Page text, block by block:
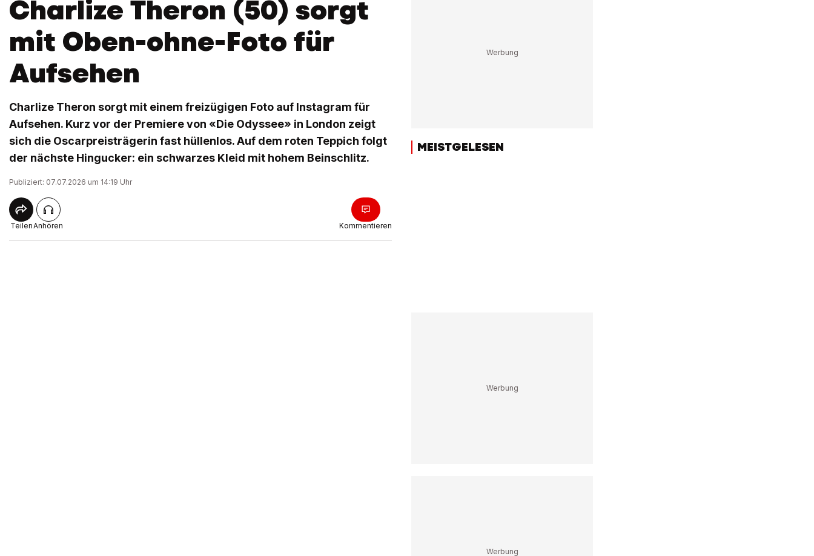
Charlize Theron (50) sorgt
mit Oben-ohne-Foto für
Aufsehen
Charlize Theron sorgt mit einem freizügigen Foto auf Instagram für
Aufsehen. Kurz vor der Premiere von «Die Odyssee» in London zeigt
sich die Oscarpreisträgerin fast hüllenlos. Auf dem roten Teppich folgt
der nächste Hingucker: ein schwarzes Kleid mit hohem Beinschlitz.
Publiziert: 07.07.2026 um 14:19 Uhr
TeilenAnhören Kommentieren
MEISTGELESEN